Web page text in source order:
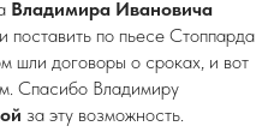
Владимира Ивановича
поставить по пьесе Стоппарда
шли договоры о сроках, и вот
Спасибо Владимиру
за эту возможность.